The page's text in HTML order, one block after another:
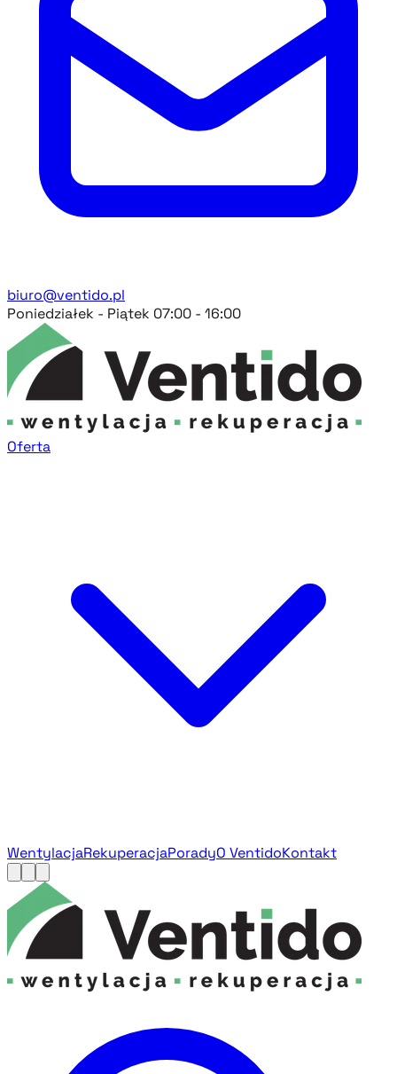
biuro@ventido.pl
Poniedziałek - Piątek 07:00 - 16:00
Oferta
WentylacjaRekuperacjaPoradyO VentidoKontakt